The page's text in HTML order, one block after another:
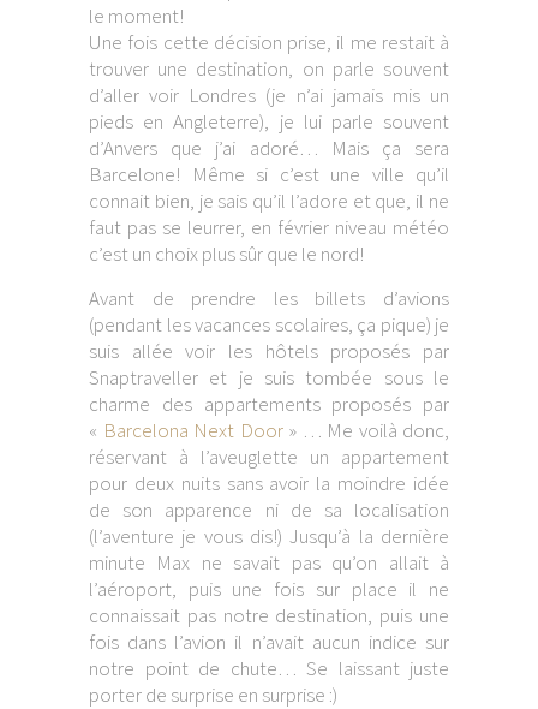
le moment!
Une fois cette décision prise, il me restait à
trouver une destination, on parle souvent
d’aller voir Londres (je n’ai jamais mis un
pieds en Angleterre), je lui parle souvent
d’Anvers que j’ai adoré… Mais ça sera
Barcelone! Même si c’est une ville qu’il
connait bien, je sais qu’il l’adore et que, il ne
faut pas se leurrer, en février niveau météo
c’est un choix plus sûr que le nord!
Avant de prendre les billets d’avions
(pendant les vacances scolaires, ça pique) je
suis allée voir les hôtels proposés par
Snaptraveller et je suis tombée sous le
charme des appartements proposés par
« Barcelona Next Door» … Me voilà donc,
réservant à l’aveuglette un appartement
pour deux nuits sans avoir la moindre idée
de son apparence ni de sa localisation
(l’aventure je vous dis!) Jusqu’à la dernière
minute Max ne savait pas qu’on allait à
l’aéroport, puis une fois sur place il ne
connaissait pas notre destination, puis une
fois dans l’avion il n’avait aucun indice sur
notre point de chute… Se laissant juste
porter de surprise en surprise :)